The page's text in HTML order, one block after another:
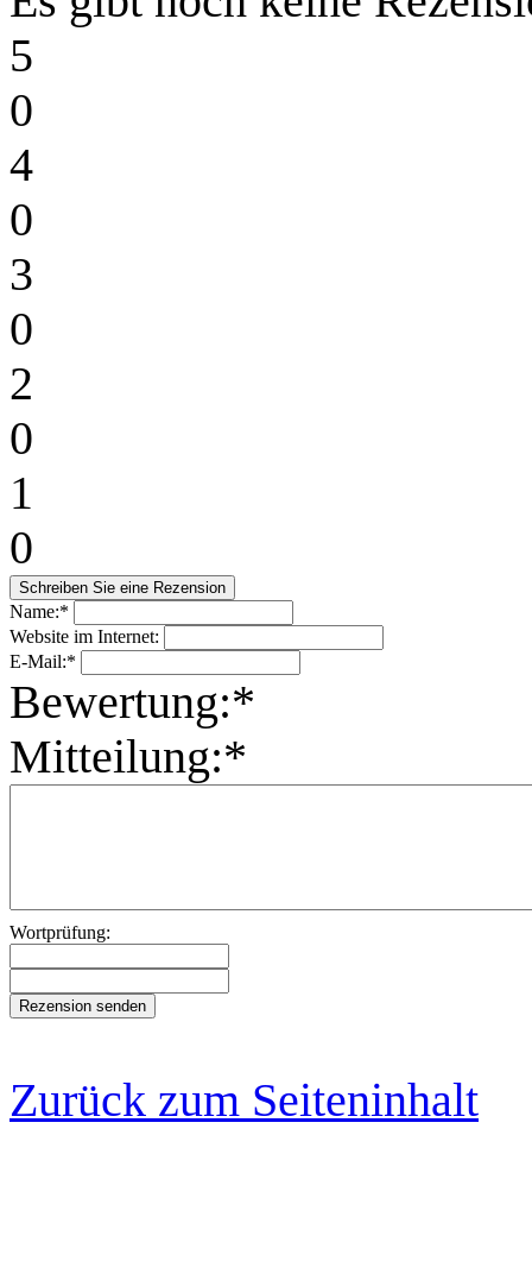
5
0
4
0
3
0
2
0
1
0
Name:*
Website im Internet:
E-Mail:*
Bewertung:*
Mitteilung:*
Wortprüfung:
Zurück zum Seiteninhalt